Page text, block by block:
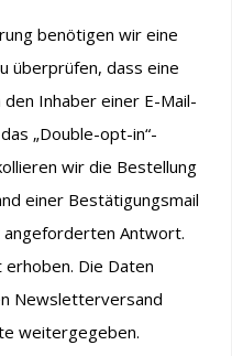
benötigen wir eine
überprüfen, dass eine
Inhaber einer E-Mail-
„Double-opt-in“-
wir die Bestellung
einer Bestätigungsmail
angeforderten Antwort.
Die Daten
Newsletterversand
weitergegeben.